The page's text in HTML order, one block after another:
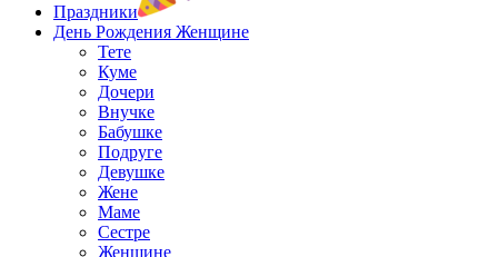
Праздники
День Рождения Женщине
Тете
Куме
Дочери
Внучке
Бабушке
Подруге
Девушке
Жене
Маме
Сестре
Женщине